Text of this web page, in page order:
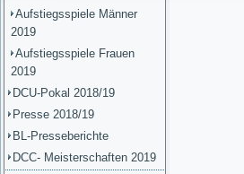
Aufstiegsspiele Männer
2019
Aufstiegsspiele Frauen
2019
DCU-Pokal 2018/19
Presse 2018/19
BL-Presseberichte
DCC- Meisterschaften 2019